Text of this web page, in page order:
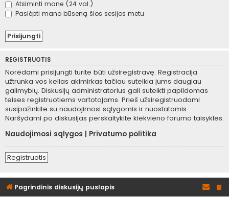
Atsiminti mane (24 val.)
Paslėpti mano būseną šios sesijos metu
REGISTRUOTIS
Norėdami prisijungti turite būti užsiregistravę. Registracija
užtrunka vos kelias akimirkas tačiau suteikia jums daugiau
galimybių. Diskusijų administratorius gali suteikti papildomas
teises registruotiems vartotojams. Prieš užsiregistruodami
susipažinkite su naudojimosi sąlygomis ir nuostatomis.
Naršydami po diskusijas perskaitykite kiekvieno forumo taisykles.
Naudojimosi sąlygos
Privatumo politika
Registruotis
Pagrindinis diskusijų puslapis